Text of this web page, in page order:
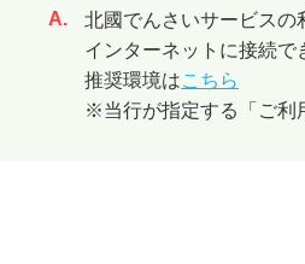
回答
北國でんさいサービスの
インターネットに接続
推奨環境はこちら
※当行が指定する「ご利